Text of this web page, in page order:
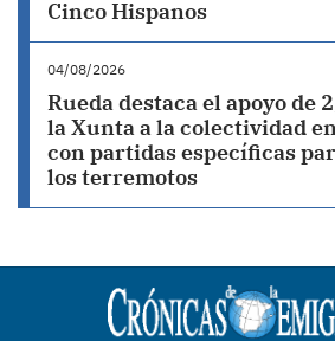
Cinco Hispanos
04/08/2026
Rueda destaca el apoyo de
la Xunta a la colectividad
con partidas específicas
los terremotos